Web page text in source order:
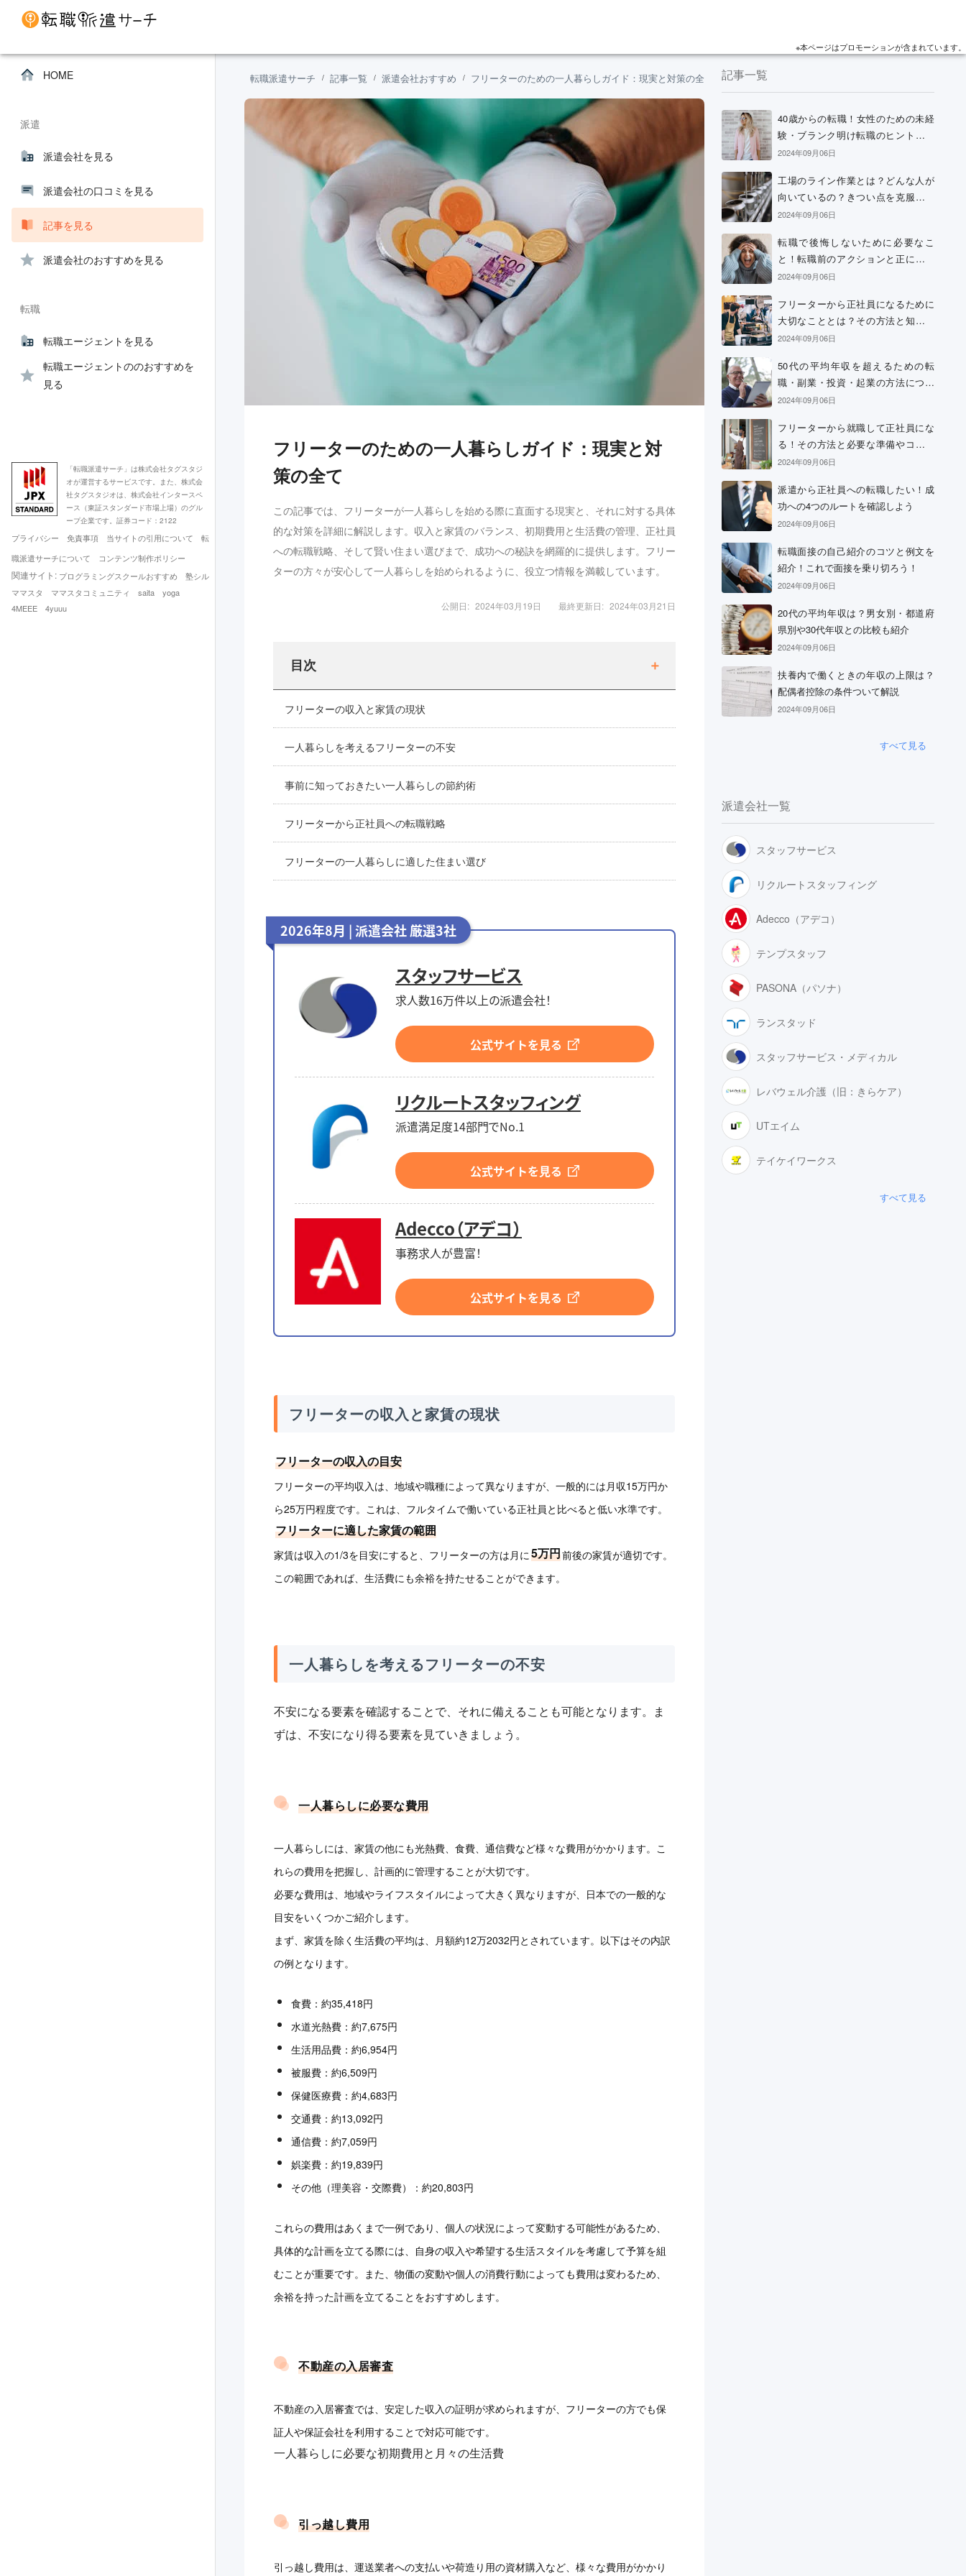
※本ページはプロモーションが含まれています。
転職派遣サーチ 記事一覧 派遣会社おすすめ フリーターのための一人暮らしガイド：現実と対策の全て
フリーターのための一人暮らしガイド：現実と対
策の全て
この記事では、フリーターが一人暮らしを始める際に直面する現実と、それに対する具体
的な対策を詳細に解説します。収入と家賃のバランス、初期費用と生活費の管理、正社員
への転職戦略、そして賢い住まい選びまで、成功への秘訣を網羅的に提供します。フリー
ターの方々が安心して一人暮らしを始められるように、役立つ情報を満載しています。
公開日: 2024年03月19日 最終更新日: 2024年03月21日
目次
フリーターの収入と家賃の現状
一人暮らしを考えるフリーターの不安
事前に知っておきたい一人暮らしの節約術
フリーターから正社員への転職戦略
フリーターの一人暮らしに適した住まい選び
2026年8月 | 派遣会社 厳選3社
スタッフサービス
求人数16万件以上の派遣会社！
公式サイトを見る
リクルートスタッフィング
派遣満足度14部門でNo.1
公式サイトを見る
Adecco（アデコ）
事務求人が豊富！
公式サイトを見る
フリーターの収入と家賃の現状
フリーターの収入の目安
フリーターの平均収入は、地域や職種によって異なりますが、一般的には月収15万円か
ら25万円程度です。これは、フルタイムで働いている正社員と比べると低い水準です。
フリーターに適した家賃の範囲
家賃は収入の1/3を目安にすると、フリーターの方は月に 5万円前後の家賃が適切です。
この範囲であれば、生活費にも余裕を持たせることができます。
一人暮らしを考えるフリーターの不安
不安になる要素を確認することで、それに備えることも可能となります。ま
ずは、不安になり得る要素を見ていきましょう。
一人暮らしに必要な費用
一人暮らしには、家賃の他にも光熱費、食費、通信費など様々な費用がかかります。こ
れらの費用を把握し、計画的に管理することが大切です。
必要な費用は、地域やライフスタイルによって大きく異なりますが、日本での一般的な
目安をいくつかご紹介します。
まず、家賃を除く生活費の平均は、月額約12万2032円とされています。以下はその内訳
の例となります。
食費：約35,418円
水道光熱費：約7,675円
生活用品費：約6,954円
被服費：約6,509円
保健医療費：約4,683円
交通費：約13,092円
通信費：約7,059円
娯楽費：約19,839円
その他（理美容・交際費）：約20,803円
これらの費用はあくまで一例であり、個人の状況によって変動する可能性があるため、
具体的な計画を立てる際には、自身の収入や希望する生活スタイルを考慮して予算を組
むことが重要です。また、物価の変動や個人の消費行動によっても費用は変わるため、
余裕を持った計画を立てることをおすすめします。
不動産の入居審査
不動産の入居審査では、安定した収入の証明が求められますが、フリーターの方でも保
証人や保証会社を利用することで対応可能です。
一人暮らしに必要な初期費用と月々の生活費
引っ越し費用
引っ越し費用は、運送業者への支払いや荷造り用の資材購入など、様々な費用がかかり
記事一覧
40歳からの転職！女性のための未経
験・ブランク明け転職のヒントと考
え方
2024年09月06日
工場のライン作業とは？どんな人が
向いているの？きつい点を克服する
方法などを解説
2024年09月06日
転職で後悔しないために必要なこ
と！転職前のアクションと正に後悔
中の場合の解決策
2024年09月06日
フリーターから正社員になるために
大切なこととは？その方法と知って
おきたい心構え
2024年09月06日
50代の平均年収を超えるための転
職・副業・投資・起業の方法につい
て
2024年09月06日
フリーターから就職して正社員にな
る！その方法と必要な準備やコツに
ついて
2024年09月06日
派遣から正社員への転職したい！成
功への4つのルートを確認しよう
2024年09月06日
転職面接の自己紹介のコツと例文を
紹介！これで面接を乗り切ろう！
2024年09月06日
20代の平均年収は？男女別・都道府
県別や30代年収との比較も紹介
2024年09月06日
扶養内で働くときの年収の上限は？
配偶者控除の条件ついて解説
2024年09月06日
すべて見る
派遣会社一覧
スタッフサービス
リクルートスタッフィング
Adecco（アデコ）
テンプスタッフ
PASONA（パソナ）
ランスタッド
スタッフサービス・メディカル
レバウェル介護（旧：きらケア）
UTエイム
テイケイワークス
すべて見る
HOME
派遣
派遣会社を見る
派遣会社の口コミを見る
記事を見る
派遣会社のおすすめを見る
転職
転職エージェントを見る
転職エージェントののおすすめを
見る
「転職派遣サーチ」は株式会社タグスタジ
オが運営するサービスです。また、株式会
社タグスタジオは、株式会社インタースペ
ース（東証スタンダード市場上場）のグル
ープ企業です。証券コード：2122
プライバシー 免責事項 当サイトの引用について
転
職派遣サーチについて
コンテンツ制作ポリシー
関連サイト: プログラミングスクールおすすめ
塾シル
ママスタ
ママスタコミュニティ saita
yoga
4MEEE
4yuuu